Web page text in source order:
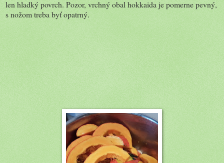
len hladký povrch. Pozor, vrchný obal hokkaida je pomerne pevný,
s nožom treba byť opatrný.